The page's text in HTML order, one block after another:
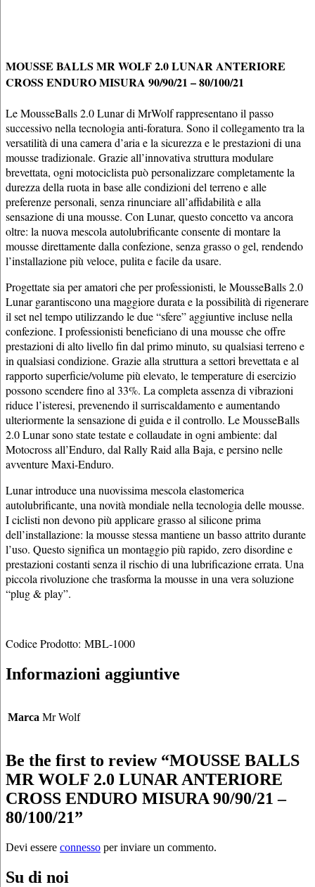
MOUSSE BALLS MR WOLF 2.0 LUNAR ANTERIORE
CROSS ENDURO MISURA 90/90/21 – 80/100/21
Le MousseBalls 2.0 Lunar di MrWolf rappresentano il passo
successivo nella tecnologia anti-foratura. Sono il collegamento tra la
versatilità di una camera d’aria e la sicurezza e le prestazioni di una
mousse tradizionale. Grazie all’innovativa struttura modulare
brevettata, ogni motociclista può personalizzare completamente la
durezza della ruota in base alle condizioni del terreno e alle
preferenze personali, senza rinunciare all’affidabilità e alla
sensazione di una mousse. Con Lunar, questo concetto va ancora
oltre: la nuova mescola autolubrificante consente di montare la
mousse direttamente dalla confezione, senza grasso o gel, rendendo
l’installazione più veloce, pulita e facile da usare.
Progettate sia per amatori che per professionisti, le MousseBalls 2.0
Lunar garantiscono una maggiore durata e la possibilità di rigenerare
il set nel tempo utilizzando le due “sfere” aggiuntive incluse nella
confezione. I professionisti beneficiano di una mousse che offre
prestazioni di alto livello fin dal primo minuto, su qualsiasi terreno e
in qualsiasi condizione. Grazie alla struttura a settori brevettata e al
rapporto superficie/volume più elevato, le temperature di esercizio
possono scendere fino al 33%. La completa assenza di vibrazioni
riduce l’isteresi, prevenendo il surriscaldamento e aumentando
ulteriormente la sensazione di guida e il controllo. Le MousseBalls
2.0 Lunar sono state testate e collaudate in ogni ambiente: dal
Motocross all’Enduro, dal Rally Raid alla Baja, e persino nelle
avventure Maxi-Enduro.
Lunar introduce una nuovissima mescola elastomerica
autolubrificante, una novità mondiale nella tecnologia delle mousse.
I ciclisti non devono più applicare grasso al silicone prima
dell’installazione: la mousse stessa mantiene un basso attrito durante
l’uso. Questo significa un montaggio più rapido, zero disordine e
prestazioni costanti senza il rischio di una lubrificazione errata. Una
piccola rivoluzione che trasforma la mousse in una vera soluzione
“plug & play”.
Codice Prodotto: MBL-1000
Informazioni aggiuntive
Marca Mr Wolf
Be the first to review “MOUSSE BALLS
MR WOLF 2.0 LUNAR ANTERIORE
CROSS ENDURO MISURA 90/90/21 –
80/100/21”
Devi essere connesso per inviare un commento.
Su di noi